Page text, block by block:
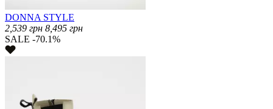
DONNA STYLE
2,539 грн 8,495 грн
SALE -70.1%